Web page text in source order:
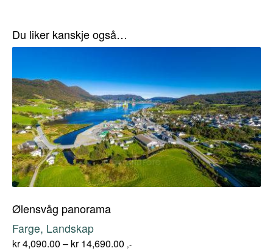
Du liker kanskje også…
Ølensvåg panorama
Farge, Landskap
kr4,090.00 – kr14,690.00 ,-